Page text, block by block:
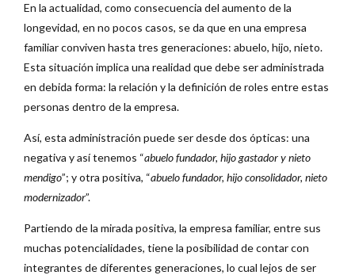
En la actualidad, como consecuencia del aumento de la
longevidad, en no pocos casos, se da que en una empresa
familiar conviven hasta tres generaciones: abuelo, hijo, nieto.
Esta situación implica una realidad que debe ser administrada
en debida forma: la relación y la definición de roles entre estas
personas dentro de la empresa.
Así, esta administración puede ser desde dos ópticas: una
negativa y así tenemos “abuelo fundador, hijo gastador y nieto
mendigo”; y otra positiva, “abuelo fundador, hijo consolidador, nieto
modernizador”.
Partiendo de la mirada positiva, la empresa familiar, entre sus
muchas potencialidades, tiene la posibilidad de contar con
integrantes de diferentes generaciones, lo cual lejos de ser